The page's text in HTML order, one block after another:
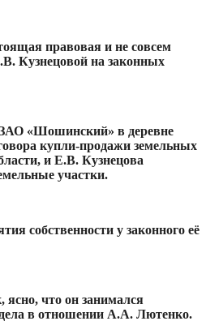
правовая и не совсем
Кузнецовой на законных
ЗАО «Шошинский» в деревне
купли-продажи земельных
и Е.В. Кузнецова
участки.
собственности у законного её
что он занимался
дела в отношении А.А. Лютенко.